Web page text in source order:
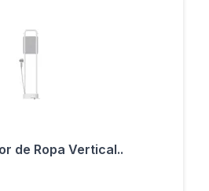
de Ropa Vertical..